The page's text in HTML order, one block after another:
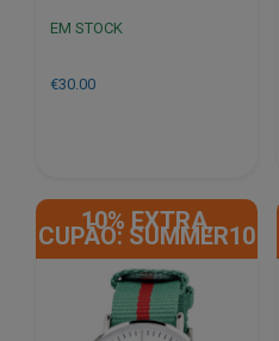
EM STOCK
€30.00
10% EXTRA,
CUPÃO: SUMMER10